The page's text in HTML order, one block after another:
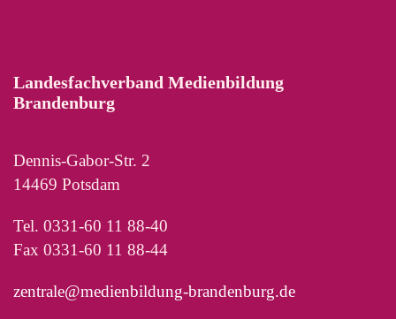
Landesfachverband Medienbildung
Brandenburg
Dennis-Gabor-Str. 2
14469 Potsdam
Tel. 0331-60 11 88-40
Fax 0331-60 11 88-44
zentrale@medienbildung-brandenburg.de